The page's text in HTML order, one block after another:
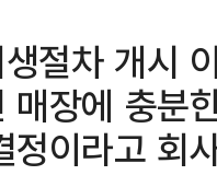
절차 개시
장에 충분
정이라고 회